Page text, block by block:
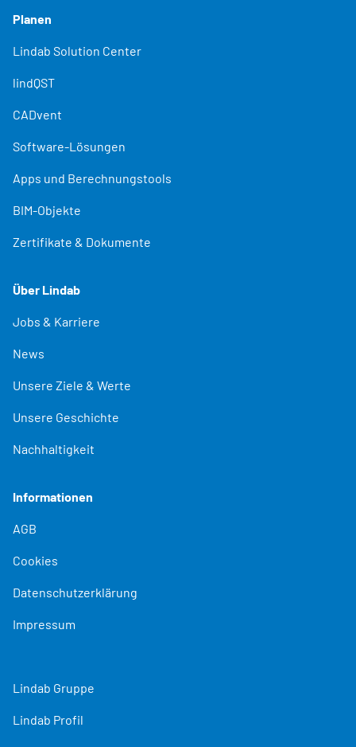
Planen
Lindab Solution Center
lindQST
CADvent
Software-Lösungen
Apps und Berechnungstools
BIM-Objekte
Zertifikate & Dokumente
Über Lindab
Jobs & Karriere
News
Unsere Ziele & Werte
Unsere Geschichte
Nachhaltigkeit
Informationen
AGB
Cookies
Datenschutzerklärung
Impressum
Lindab Gruppe
Lindab Profil